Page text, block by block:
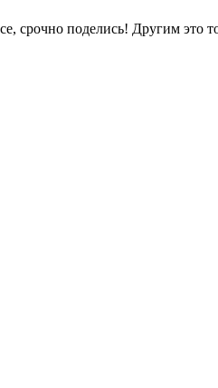
срочно поделись! Другим это